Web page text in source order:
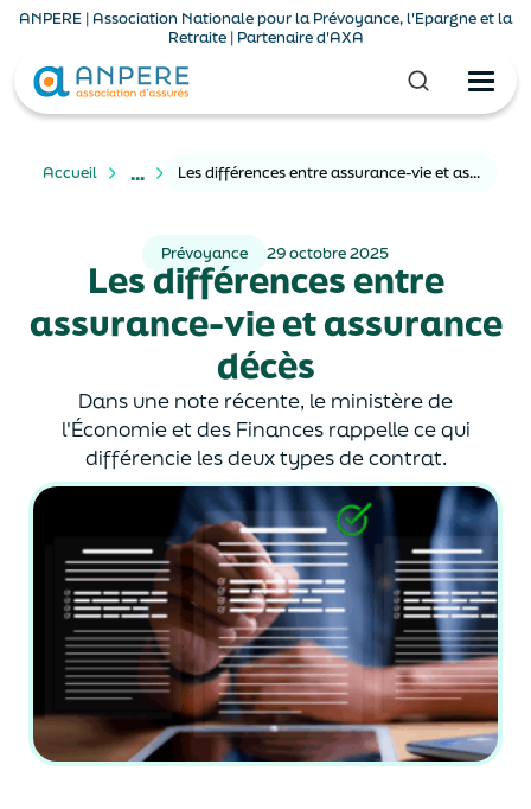
ANPERE | Association Nationale pour la Prévoyance, l'Epargne et la
Retraite | Partenaire d'AXA
Accueil ... Les différences entre assurance-vie et assurance décès
Prévoyance 29 octobre 2025
Les différences entre
assurance-vie et assurance
décès
Dans une note récente, le ministère de
l'Économie et des Finances rappelle ce qui
différencie les deux types de contrat.